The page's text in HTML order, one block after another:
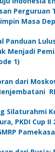
Perguruan
Masa
Panduan
Menjadi
1)
dari
Silaturahmi
PKDI Cup